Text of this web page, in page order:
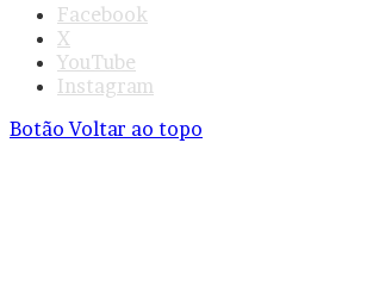
Facebook
X
YouTube
Instagram
Botão Voltar ao topo